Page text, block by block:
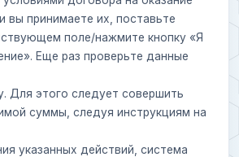
вы принимаете их, поставьте
поле/нажмите кнопку «Я
Еще раз проверьте данные
Для этого следует совершить
суммы, следуя инструкциям на
указанных действий, система